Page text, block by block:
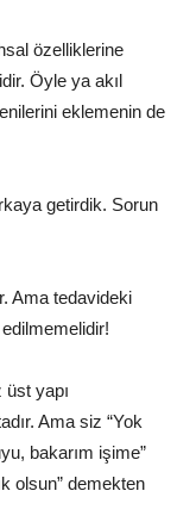
özelliklerine
Öyle ya akıl
eklemenin de
getirdik. Sorun
Ama tedavideki
üst yapı
Ama siz “Yok
bakarım işime”
olsun” demekten